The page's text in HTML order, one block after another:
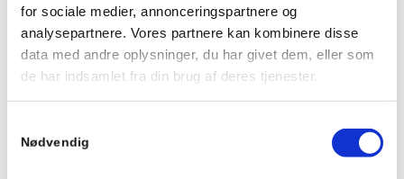
for sociale medier, annonceringspartnere og
analysepartnere. Vores partnere kan kombinere disse
data med andre oplysninger, du har givet dem, eller som
de har indsamlet fra din brug af deres tjenester.
Nødvendig
Vi garanterer den bedste